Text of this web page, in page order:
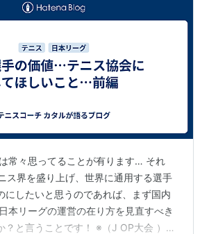
常々思ってることが有ります… それ
ス界を盛り上げ、世界に通用する選手
にしたいと思うのであれば、まず国内
本リーグの運営の在り方を見直すべき
？と言うことです！ ※（J OP大会 ）日